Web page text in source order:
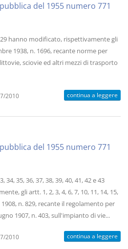
del 1955 numero 771
29 hanno modificato, rispettivamente gli
1938, n. 1696, recante norme per
sciovie ed altri mezzi di trasporto
2010 continua a leggere
del 1955 numero 771
34, 35, 36, 37, 38, 39, 40, 41, 42 e 43
gli artt. 1, 2, 3, 4, 6, 7, 10, 11, 14, 15,
1908, n. 829, recante il regolamento per
1907, n. 403, sull'impianto di vie...
2010 continua a leggere